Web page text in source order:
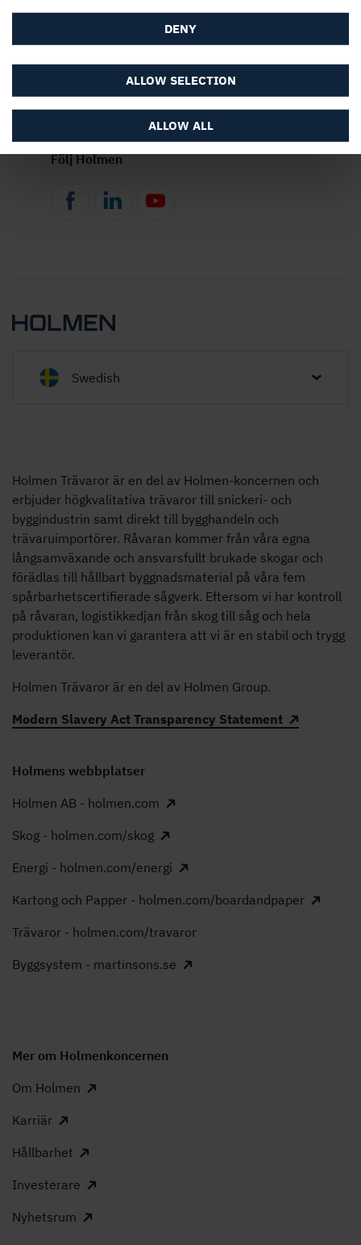
ALLOW ALL
ALLOW SELECTION
DENY
Om webbplatsen
Följ Holmen
Swedish
Holmen Trävaror är en del av Holmen-koncernen och
erbjuder högkvalitativa trävaror till snickeri- och
byggindustrin samt direkt till bygghandeln och
trävaruimportörer. Råvaran kommer från våra egna
långsamväxande och ansvarsfullt brukade skogar och
förädlas till hållbart byggnadsmaterial på våra fem
spårbarhetscertifierade sågverk. Eftersom vi har kontroll
på råvaran, logistikkedjan från skog till såg och hela
produktionen kan vi garantera att vi är en stabil och trygg
leverantör.
Holmen Trävaror är en del av Holmen Group.
Modern Slavery Act Transparency Statement
Holmens webbplatser
Holmen AB - holmen.com
Skog - holmen.com/skog
Energi - holmen.com/energi
Kartong och Papper - holmen.com/boardandpaper
Trävaror - holmen.com/travaror
Byggsystem - martinsons.se
Mer om Holmenkoncernen
Om Holmen
Karriär
Hållbarhet
Investerare
Nyhetsrum